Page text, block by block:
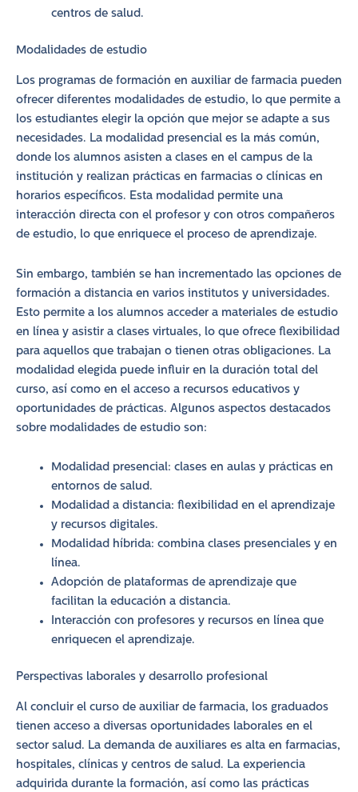
centros de salud.
Modalidades de estudio
Los programas de formación en auxiliar de farmacia pueden
ofrecer diferentes modalidades de estudio, lo que permite a
los estudiantes elegir la opción que mejor se adapte a sus
necesidades. La modalidad presencial es la más común,
donde los alumnos asisten a clases en el campus de la
institución y realizan prácticas en farmacias o clínicas en
horarios específicos. Esta modalidad permite una
interacción directa con el profesor y con otros compañeros
de estudio, lo que enriquece el proceso de aprendizaje.
Sin embargo, también se han incrementado las opciones de
formación a distancia en varios institutos y universidades.
Esto permite a los alumnos acceder a materiales de estudio
en línea y asistir a clases virtuales, lo que ofrece flexibilidad
para aquellos que trabajan o tienen otras obligaciones. La
modalidad elegida puede influir en la duración total del
curso, así como en el acceso a recursos educativos y
oportunidades de prácticas. Algunos aspectos destacados
sobre modalidades de estudio son:
Modalidad presencial: clases en aulas y prácticas en
entornos de salud.
Modalidad a distancia: flexibilidad en el aprendizaje
y recursos digitales.
Modalidad híbrida: combina clases presenciales y en
línea.
Adopción de plataformas de aprendizaje que
facilitan la educación a distancia.
Interacción con profesores y recursos en línea que
enriquecen el aprendizaje.
Perspectivas laborales y desarrollo profesional
Al concluir el curso de auxiliar de farmacia, los graduados
tienen acceso a diversas oportunidades laborales en el
sector salud. La demanda de auxiliares es alta en farmacias,
hospitales, clínicas y centros de salud. La experiencia
adquirida durante la formación, así como las prácticas